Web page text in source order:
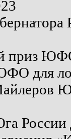
приз
для
России